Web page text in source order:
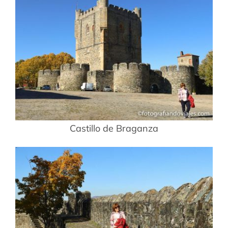
Castillo de Braganza